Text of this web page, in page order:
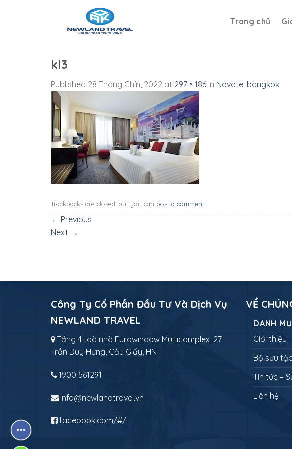
Trang chủ
kl3
Published 28 Tháng Chín, 2022 at 297 × 186 in Novotel bangkok
Trackbacks are closed, but you can post a comment.
← Previous
Next →
Công Ty Cổ Phần Đầu Tư Và Dịch Vụ
NEWLAND TRAVEL
Tầng 4 toà nhà Eurowindow Multicomplex, 27
Trần Duy Hưng, Cầu Giấy, HN
1900 561291
Info@newlandtravel.vn
facebook.com/#/
VỀ
DANH
Giới thiệu
Bộ sưu
Tin tức –
Liên hệ